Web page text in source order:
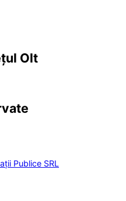
Olt
Publice SRL